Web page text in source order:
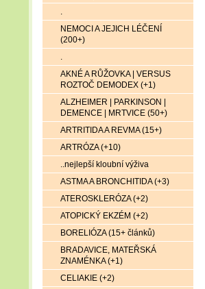
.
NEMOCI A JEJICH LÉČENÍ
(200+)
.
AKNÉ A RŮŽOVKA | VERSUS
ROZTOČ DEMODEX (+1)
ALZHEIMER | PARKINSON |
DEMENCE | MRTVICE (50+)
ARTRITIDA A REVMA (15+)
ARTRÓZA (+10)
..nejlepší kloubní výživa
ASTMA A BRONCHITIDA (+3)
ATEROSKLERÓZA (+2)
ATOPICKÝ EKZÉM (+2)
BORELIÓZA (15+ článků)
BRADAVICE, MATEŘSKÁ
ZNAMÉNKA (+1)
CELIAKIE (+2)